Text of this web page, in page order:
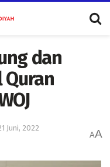
dan
Quran
Juni, 2022
AA